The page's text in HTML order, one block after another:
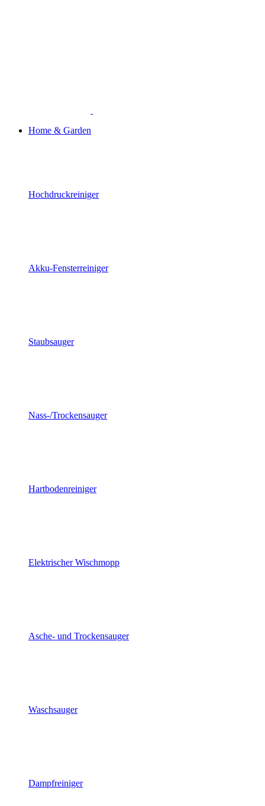
Home & Garden
Hochdruckreiniger
Akku-Fensterreiniger
Staubsauger
Nass-/Trockensauger
Hartbodenreiniger
Elektrischer Wischmopp
Asche- und Trockensauger
Waschsauger
Dampfreiniger